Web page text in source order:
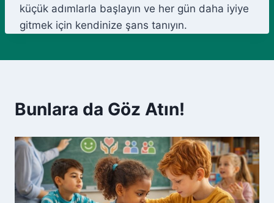
küçük adımlarla başlayın ve her gün daha iyiye
gitmek için kendinize şans tanıyın.
Bunlara da Göz Atın!